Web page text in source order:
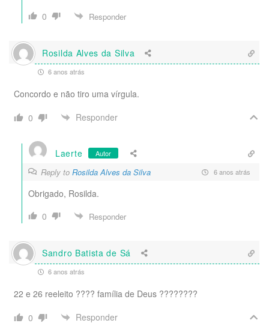
0
Responder
Rosilda Alves da Silva
6 anos atrás
Concordo e não tiro uma vírgula.
0
Responder
Laerte Autor
Reply to Rosilda Alves da Silva 6 anos atrás
Obrigado, Rosilda.
0
Responder
Sandro Batista de Sá
6 anos atrás
22 e 26 reeleito ?‍?‍?‍? família de Deus ????????
0
Responder